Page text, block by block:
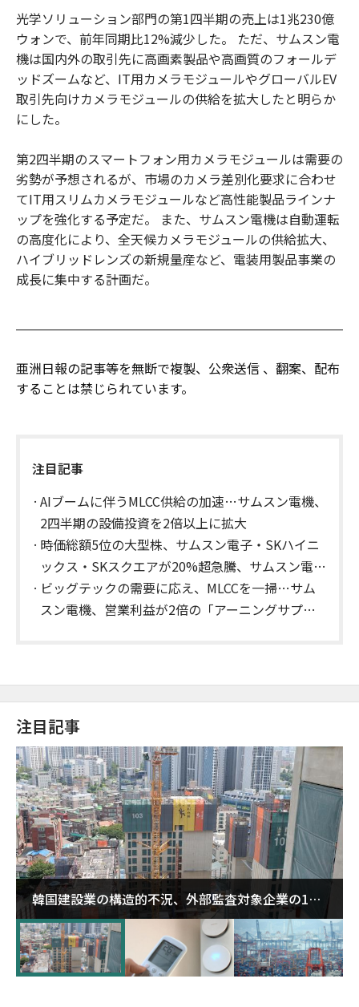
光学ソリューション部門の第1四半期の売上は1兆230億
ウォンで、前年同期比12%減少した。 ただ、サムスン電
機は国内外の取引先に高画素製品や高画質のフォールデ
ッドズームなど、IT用カメラモジュールやグローバルEV
取引先向けカメラモジュールの供給を拡大したと明らか
にした。
第2四半期のスマートフォン用カメラモジュールは需要の
劣勢が予想されるが、市場のカメラ差別化要求に合わせ
てIT用スリムカメラモジュールなど高性能製品ラインナ
ップを強化する予定だ。 また、サムスン電機は自動運転
の高度化により、全天候カメラモジュールの供給拡大、
ハイブリッドレンズの新規量産など、電装用製品事業の
成長に集中する計画だ。
亜洲日報の記事等を無断で複製、公衆送信 、翻案、配布
することは禁じられています。
注目記事
AIブームに伴うMLCC供給の加速…サムスン電機、
2四半期の設備投資を2倍以上に拡大
時価総額5位の大型株、サムスン電子・SKハイニ
ックス・SKスクエアが20%超急騰、サムスン電機
はストップ高
ビッグテックの需要に応え、MLCCを一掃…サム
スン電機、営業利益が2倍の「アーニングサプラ
注目記事
韓国建設業の構造的不況、外部監査対象企業の1割
超が「ゾンビ企業」に…5年で2.8倍増